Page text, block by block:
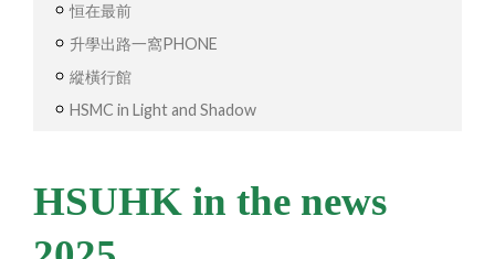
恒在最前
升學出路一窩PHONE
縱橫行館
HSMC in Light and Shadow
HSUHK in the news